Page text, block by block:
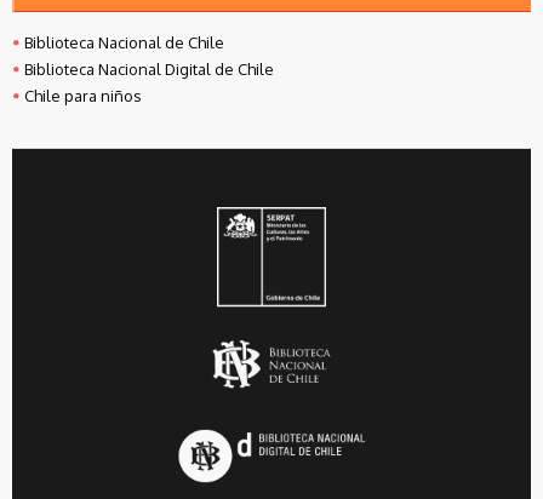
Biblioteca Nacional de Chile
Biblioteca Nacional Digital de Chile
Chile para niños